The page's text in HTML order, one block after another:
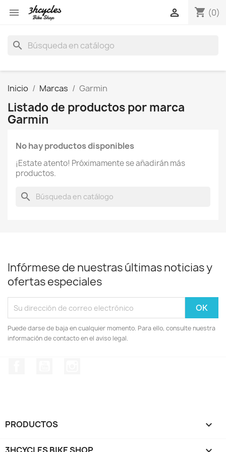
 shopping_cart (0)

search
Inicio Marcas Garmin
Listado de productos por marca
Garmin
No hay productos disponibles
¡Estate atento! Próximamente se añadirán más
productos.
search
Infórmese de nuestras últimas noticias y
ofertas especiales
Puede darse de baja en cualquier momento. Para ello, consulte nuestra
información de contacto en el aviso legal.
PRODUCTOS 